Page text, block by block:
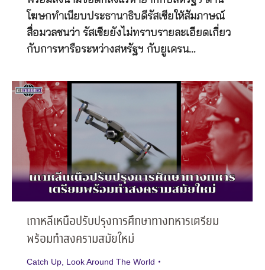
โฆษกทำเนียบประธานาธิบดีรัสเซียให้สัมภาษณ์
สื่อมวลชนว่า รัสเซียยังไม่ทราบรายละเอียดเกี่ยว
กับการหารือระหว่างสหรัฐฯ กับยูเครน…
เกาหลีเหนือปรับปรุงการศึกษาทางทหารเตรียม
พร้อมทำสงครามสมัยใหม่
Catch Up Look Around The World